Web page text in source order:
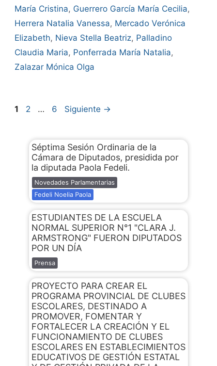
María Cristina, Guerrero García María Cecilia,
Herrera Natalia Vanessa, Mercado Verónica
Elizabeth, Nieva Stella Beatriz, Palladino
Claudia Maria, Ponferrada María Natalia,
Zalazar Mónica Olga
1 2 … 6 Siguiente →
Séptima Sesión Ordinaria de la
Cámara de Diputados, presidida por
la diputada Paola Fedeli.
Novedades Parlamentarias
Fedeli Noelia Paola
ESTUDIANTES DE LA ESCUELA
NORMAL SUPERIOR N°1 "CLARA J.
ARMSTRONG" FUERON DIPUTADOS
POR UN DÍA
Prensa
PROYECTO PARA CREAR EL
PROGRAMA PROVINCIAL DE CLUBES
ESCOLARES, DESTINADO A
PROMOVER, FOMENTAR Y
FORTALECER LA CREACIÓN Y EL
FUNCIONAMIENTO DE CLUBES
ESCOLARES EN ESTABLECIMIENTOS
EDUCATIVOS DE GESTIÓN ESTATAL